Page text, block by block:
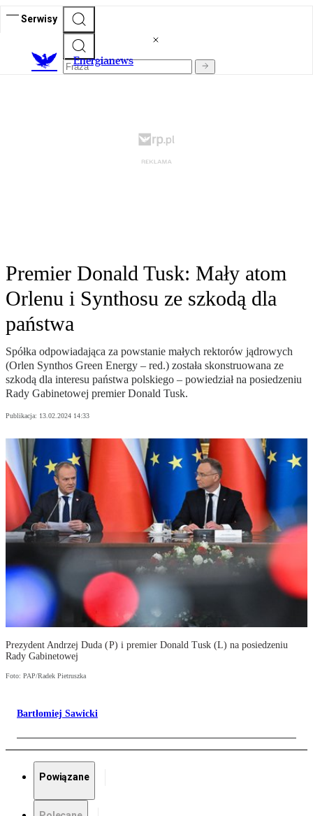
Serwisy
Energianews
Premier Donald Tusk: Mały atom
Orlenu i Synthosu ze szkodą dla
państwa
Spółka odpowiadająca za powstanie małych rektorów jądrowych
(Orlen Synthos Green Energy – red.) została skonstruowana ze
szkodą dla interesu państwa polskiego – powiedział na posiedzeniu
Rady Gabinetowej premier Donald Tusk.
Publikacja: 13.02.2024 14:33
Prezydent Andrzej Duda (P) i premier Donald Tusk (L) na posiedzeniu
Rady Gabinetowej
Foto: PAP/Radek Pietruszka
Bartłomiej Sawicki
Powiązane